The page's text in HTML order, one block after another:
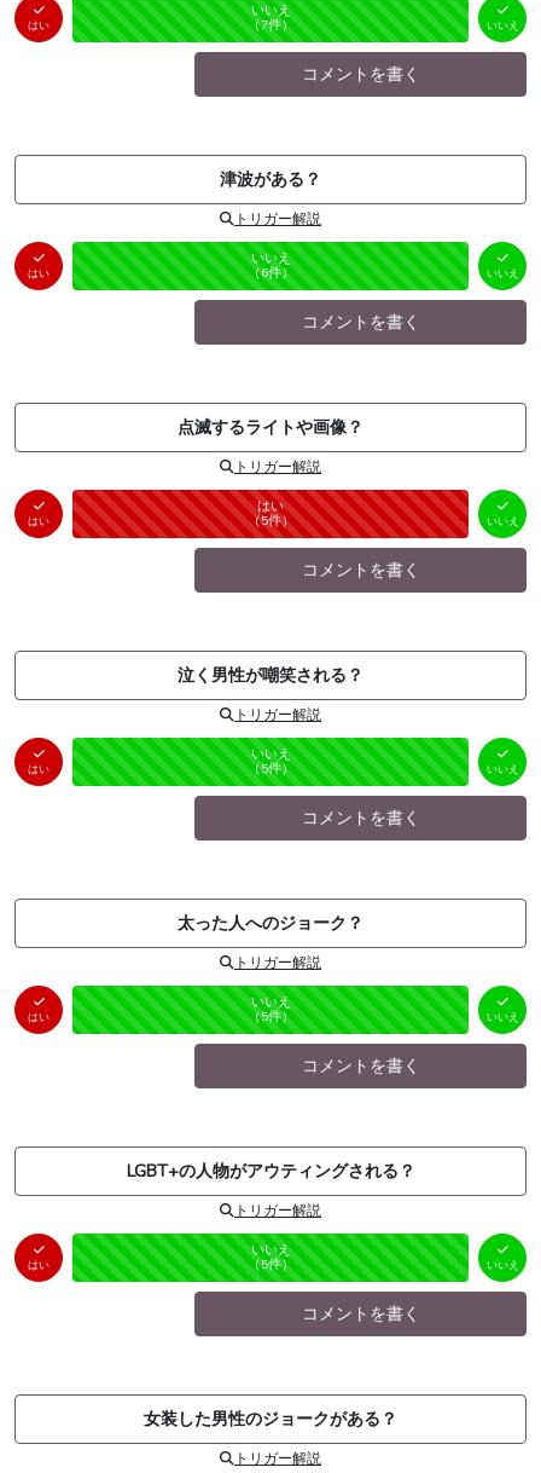
はい
はい
（0件）
未投票
いいえ
（7件） いいえ
コメントを書く
津波がある？
トリガー解説
はい
はい
（0件）
未投票
いいえ
（6件） いいえ
コメントを書く
点滅するライトや画像？
トリガー解説
はい
はい
（5件） 未投票
いいえ
（ 0件）
いいえ
コメントを書く
泣く男性が嘲笑される？
トリガー解説
はい
はい
（0件）
未投票
いいえ
（5件） いいえ
コメントを書く
太った人へのジョーク？
トリガー解説
はい
はい
（0件）
未投票
いいえ
（5件） いいえ
コメントを書く
LGBT+の人物がアウティングされる？
トリガー解説
はい
はい
（0件）
未投票
いいえ
（5件） いいえ
コメントを書く
女装した男性のジョークがある？
トリガー解説